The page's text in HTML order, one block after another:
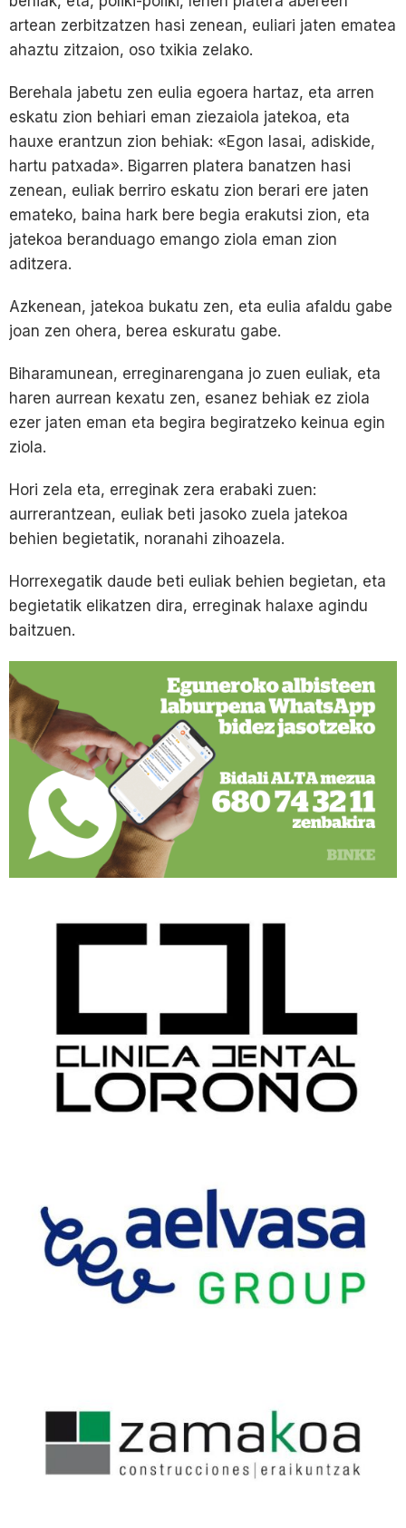
artean zerbitzatzen hasi zenean, euliari jaten ematea
ahaztu zitzaion, oso txikia zelako.
Berehala jabetu zen eulia egoera hartaz, eta arren
eskatu zion behiari eman ziezaiola jatekoa, eta
hauxe erantzun zion behiak: «Egon lasai, adiskide,
hartu patxada». Bigarren platera banatzen hasi
zenean, euliak berriro eskatu zion berari ere jaten
emateko, baina hark bere begia erakutsi zion, eta
jatekoa beranduago emango ziola eman zion
aditzera.
Azkenean, jatekoa bukatu zen, eta eulia afaldu gabe
joan zen ohera, berea eskuratu gabe.
Biharamunean, erreginarengana jo zuen euliak, eta
haren aurrean kexatu zen, esanez behiak ez ziola
ezer jaten eman eta begira begiratzeko keinua egin
ziola.
Hori zela eta, erreginak zera erabaki zuen:
aurrerantzean, euliak beti jasoko zuela jatekoa
behien begietatik, noranahi zihoazela.
Horrexegatik daude beti euliak behien begietan, eta
begietatik elikatzen dira, erreginak halaxe agindu
baitzuen.